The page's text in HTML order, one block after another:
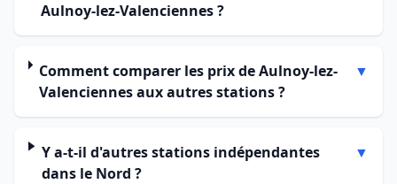
Aulnoy-lez-Valenciennes ?
Comment comparer les prix de Aulnoy-lez-
Valenciennes aux autres stations ?
▼
Y a-t-il d'autres stations indépendantes
dans le Nord ?
▼